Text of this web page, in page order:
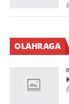
OLAHRAGA